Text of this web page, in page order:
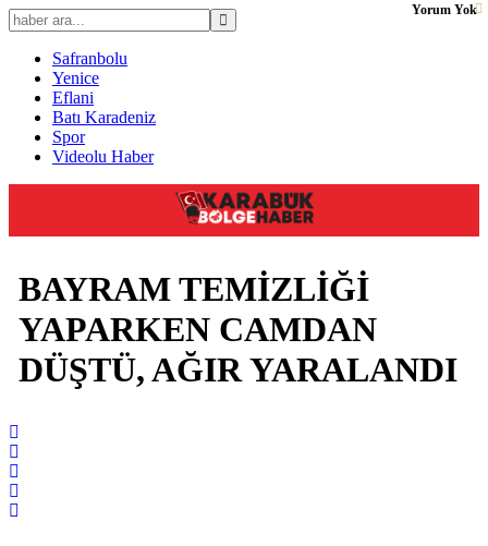
Safranbolu
Yenice
Eflani
Batı Karadeniz
Spor
Videolu Haber
BAYRAM TEMİZLİĞİ
YAPARKEN CAMDAN
DÜŞTÜ, AĞIR YARALANDI
Yorum Yok